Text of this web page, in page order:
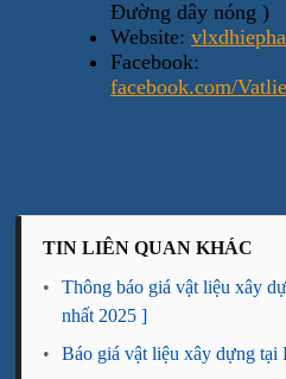
Đường dây nóng )
Website:
Facebook:
facebook.com/
TIN LIÊN QUAN KHÁC
•
Thông báo giá vật liệu xây
nhất 2025 ]
•
Báo giá vật liệu xây dựng tại